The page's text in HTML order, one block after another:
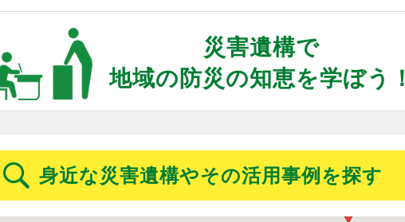
災害遺構で
地域の防災の知恵を学ぼう！
身近な災害遺構やその活用事例を探す